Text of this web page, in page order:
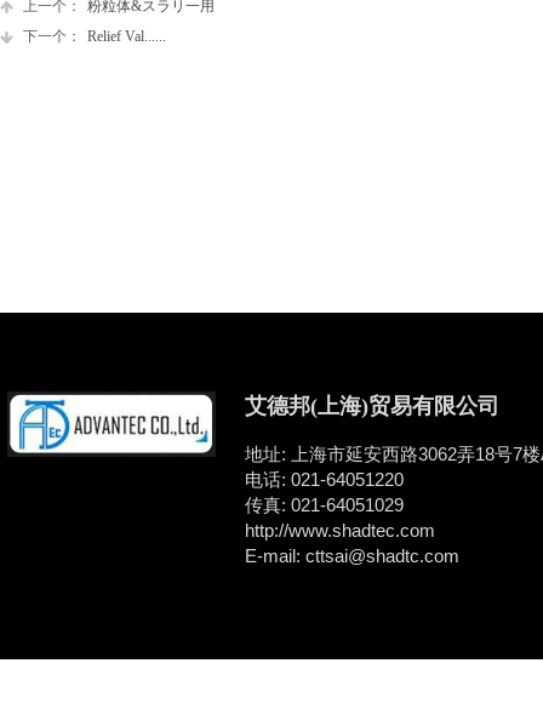
上一个：
粉粒体&スラリ一用
下一个：
Relief Val......
艾德邦(上海)贸易有限公司
地址: 上海市延安西路3062弄18号7
电话: 021-64051220
传真: 021-64051029
http://www.shadtec.com
E-mail: cttsai@shadtc.com